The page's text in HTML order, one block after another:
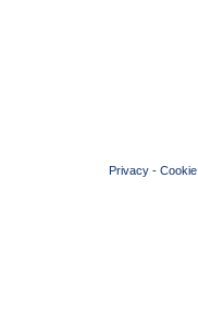
Privacy - Cookie